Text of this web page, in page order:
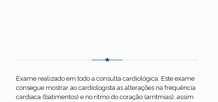
Exame realizado em todo a consulta cardiológica. Este exame
consegue mostrar ao cardiologista as alterações na frequência
cardíaca (batimentos) e no ritmo do coração (arritmias), assim